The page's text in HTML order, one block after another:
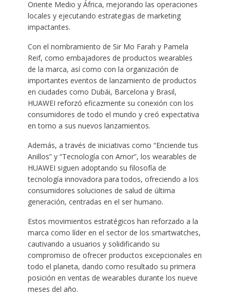
Oriente Medio y África, mejorando las operaciones
locales y ejecutando estrategias de marketing
impactantes.
Con el nombramiento de Sir Mo Farah y Pamela
Reif, como embajadores de productos wearables
de la marca, así como con la organización de
importantes eventos de lanzamiento de productos
en ciudades como Dubái, Barcelona y Brasil,
HUAWEI reforzó eficazmente su conexión con los
consumidores de todo el mundo y creó expectativa
en torno a sus nuevos lanzamientos.
Además, a través de iniciativas como “Enciende tus
Anillos” y “Tecnología con Amor”, los wearables de
HUAWEI siguen adoptando su filosofía de
tecnología innovadora para todos, ofreciendo a los
consumidores soluciones de salud de última
generación, centradas en el ser humano.
Estos movimientos estratégicos han reforzado a la
marca como líder en el sector de los smartwatches,
cautivando a usuarios y solidificando su
compromiso de ofrecer productos excepcionales en
todo el planeta, dando como resultado su primera
posición en ventas de wearables durante los nueve
meses del año.